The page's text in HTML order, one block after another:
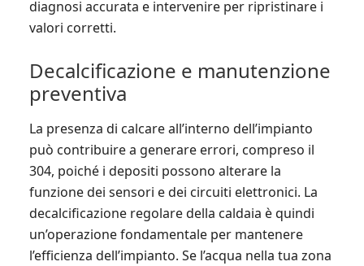
diagnosi accurata e intervenire per ripristinare i
valori corretti.
Decalcificazione e manutenzione
preventiva
La presenza di calcare all’interno dell’impianto
può contribuire a generare errori, compreso il
304, poiché i depositi possono alterare la
funzione dei sensori e dei circuiti elettronici. La
decalcificazione regolare della caldaia è quindi
un’operazione fondamentale per mantenere
l’efficienza dell’impianto. Se l’acqua nella tua zona